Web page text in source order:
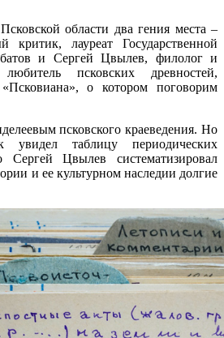
области два гения места –
критик, лауреат Государственной
и Сергей Цвылев, филолог и
псковских древностей,
«Псковиана», о котором поговорим
псковского краеведения. Но
таблицу периодических
Цвылев систематизировал
и ее культурном наследии долгие